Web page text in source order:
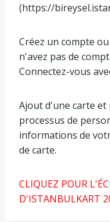
(https://
Créez un compte
n'avez pas de
Connectez-vous
Ajout d'une carte
processus de
informations de
de carte.
CLIQUEZ POUR
D'ISTANBULKART